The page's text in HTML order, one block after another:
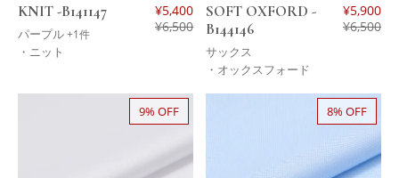
KNIT -B141147
パープル+1件
¥5,400
¥6,500
・ニット
SOFT OXFORD -
B144146
サックス
¥5,900
¥6,500
・オックスフォード
9% OFF 8% OFF